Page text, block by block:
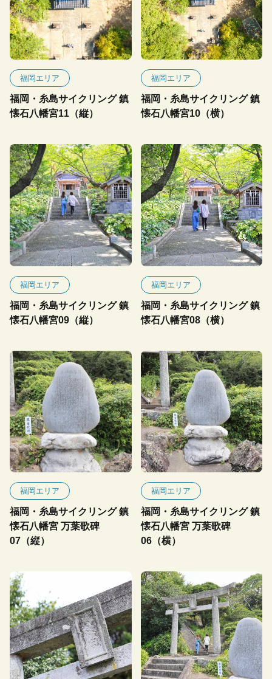
福岡エリア
福岡・糸島サイクリング 鎮
懐石八幡宮11（縦）
福岡エリア
福岡・糸島サイクリング 鎮
懐石八幡宮10（横）
福岡エリア
福岡・糸島サイクリング 鎮
懐石八幡宮09（縦）
福岡エリア
福岡・糸島サイクリング 鎮
懐石八幡宮08（横）
福岡エリア
福岡・糸島サイクリング 鎮
懐石八幡宮 万葉歌碑
07（縦）
福岡エリア
福岡・糸島サイクリング 鎮
懐石八幡宮 万葉歌碑
06（横）